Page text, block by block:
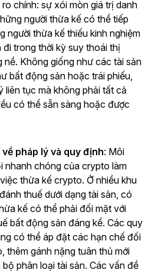
chính: sự xói mòn giá trị danh
người thừa kế có thể tiếp
người thừa kế thiếu kinh nghiệm
trong thời kỳ suy thoái thị
nề. Không giống như các tài sản
bất động sản hoặc trái phiếu,
tục mà không phải tất cả
có thể sẵn sàng hoặc được
pháp lý và quy định: Môi
nhanh chóng của crypto làm
thừa kế crypto. Ở nhiều khu
thuế dưới dạng tài sản, có
kế có thể phải đối mặt với
bất động sản đáng kể. Các quy
có thể áp đặt các hạn chế đối
thêm gánh nặng tuân thủ mới
phân loại tài sản. Các vấn đề